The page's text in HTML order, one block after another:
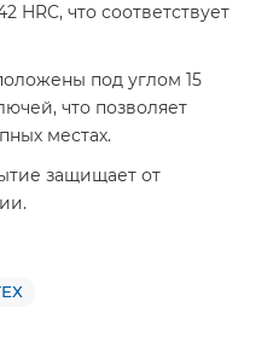
HRC, что соответствует
под углом 15
что позволяет
местах.
защищает от